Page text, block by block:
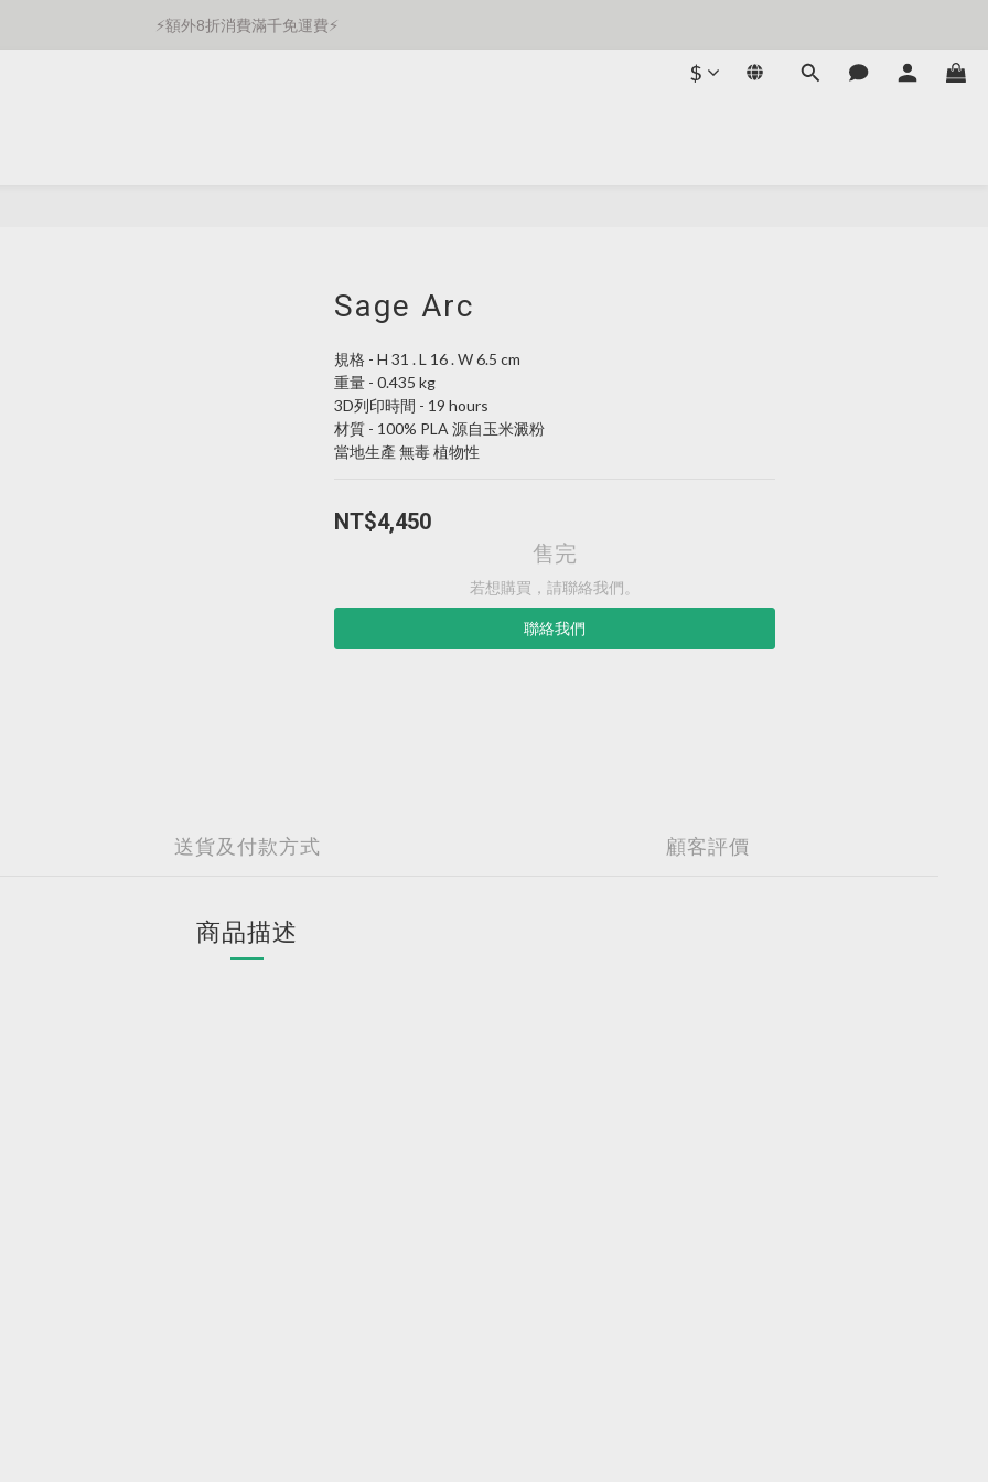
⚡️額外8折消費滿千免運費⚡️
⚡️額外8折消費滿千免運費⚡️
$
Sage Arc
規格 - H 31 . L 16 . W 6.5 cm
重量 - 0.435 kg
3D列印時間 - 19 hours
材質 - 100% PLA 源自玉米澱粉
當地生產 無毒 植物性
NT$4,450
售完
若想購買，請聯絡我們。
聯絡我們
送貨及付款方式 顧客評價
商品描述